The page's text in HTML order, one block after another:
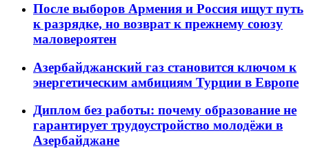
После выборов Армения и Россия ищут путь
к разрядке, но возврат к прежнему союзу
маловероятен
Азербайджанский газ становится ключом к
энергетическим амбициям Турции в Европе
Диплом без работы: почему образование не
гарантирует трудоустройство молодёжи в
Азербайджане